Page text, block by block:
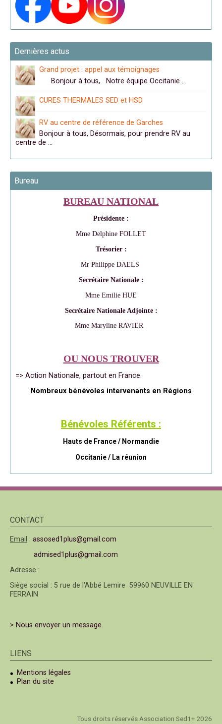
Dernières actus
Grand projet : appel aux témoignages
Bonjour à tous, Notre équipe Occitanie …
CURES THERMALES SED et HSD
RV au centre de référence de Garches
Bonjour à tous, Désormais, pour prendre RV au
centre de …
Bureau
BUREAU NATIONAL
Présidente :
Mme Delphine FOLLET
Trésorier :
Mr Philippe DAELS
Secrétaire Nationale :
Mme Emilie HUE
Secrétaire Nationale Adjointe :
Mme Maryline RAVIER
OU NOUS TROUVER
=> Action Nationale, partout en France
Nombreux bénévoles intervenants en Régions
Bénévoles Référents :
Hauts de France / Normandie
Occitanie / La réunion
CONTACT
Email : assosed1plus@gmail.com
admised1plus@gmail.com
Adresse :
Siège social : 5 rue de l'Abbé Lemire 59960 NEUVILLE EN
FERRAIN
> Nous envoyer un message
LIENS
Mentions légales
Plan du site
Tous droits réservés Association Sed1+ 2026